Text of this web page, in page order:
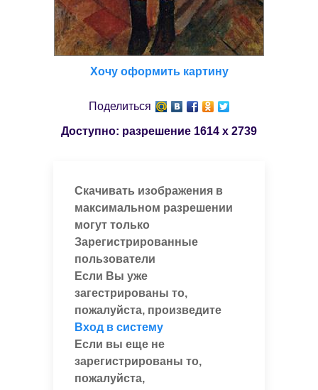
Хочу оформить картину
Поделиться
Доступно: разрешение 1614 x 2739
Скачивать изображения в
максимальном разрешении
могут только
Зарегистрированные
пользователи
Если Вы уже
загестрированы то,
пожалуйста, произведите
Вход в систему
Если вы еще не
зарегистрированы то,
пожалуйста,